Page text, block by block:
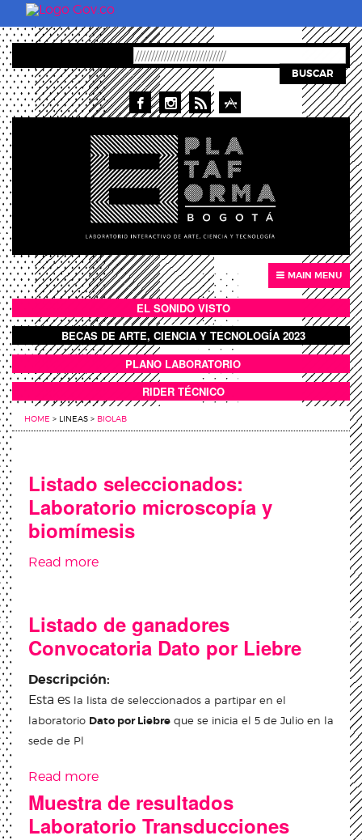
Skip to main content
BUSCAR
MAIN MENU
BOTÓN SONIDO VISTO
EL SONIDO VISTO
BOTON DOMO LLENO
BECAS DE ARTE, CIENCIA Y TECNOLOGÍA 2023
ANEXOS
PLANO LABORATORIO
RIDER TÉCNICO
HOME > LINEAS > BIOLAB
Listado seleccionados:
Laboratorio microscopía y
biomímesis
Read more about Listado seleccionados: Laboratorio
Listado de ganadores
Convocatoria Dato por Liebre
Descripción:
Esta es la lista de seleccionados a partipar en el
laboratorio Dato por Liebre que se inicia el 5 de Julio en la
sede de Pl
Read more about Listado de ganadores Convocatoria
Dato por Liebre
Muestra de resultados
Laboratorio Transducciones